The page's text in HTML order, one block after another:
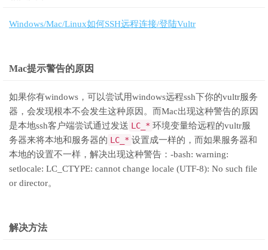
Windows/Mac/Linux如何SSH远程连接/登陆Vultr
Mac提示警告的原因
如果你有windows，可以尝试用windows远程ssh下你的vultr服务
器，会发现根本不会发生这种原因。而Mac出现这种警告的原因
是本地ssh客户端尝试通过发送 LC_* 环境变量给远程的vultr服
务器来将本地和服务器的 LC_* 设置成一样的，而如果服务器和
本地的设置不一样，解决出现这种警告：-bash: warning:
setlocale: LC_CTYPE: cannot change locale (UTF-8): No such file
or director。
解决方法